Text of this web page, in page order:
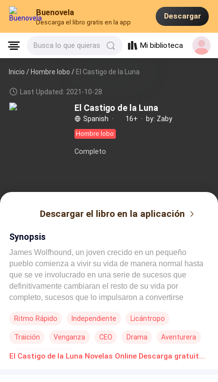
Buenovela
Descarga el libro gratis en la app
Descargar
Busca lo que quieras Mi biblioteca
Inicio /Hombre lobo / El Castigo de la Luna
Last Updated: 2021-10-28
El Castigo de la Luna
Spanish · 16+ · by: Zaby
Hombre lobo
Completo
Descargar el libro en la aplicación
Synopsis
James Wolfhound, un joven crecido en un pequeño
pueblo comienza a vivir su vida de manera normal hasta
que se ve involucrado en una serie de sucesos que
definitivamente cambiaran el resto de su vida por
completo, sucesos que lo impulsaron a convertirse
redención por los crímenes que en los cambios drásticos
parar de cometer. Su historia no es igual a cualquier otra
de hombres-lobo, no se trata de un atractivo hombre-lobo
Ritmo Rápido Independiente Licántropo
Traición Venganza CEO Drama Aventurera
Diferencia de Edad El Castigo de la Luna Novelas Online Descarga gratuita de PDF